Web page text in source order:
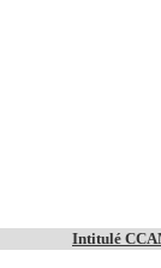
Intitulé